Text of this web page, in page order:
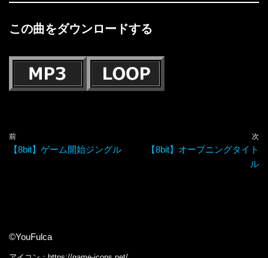
この曲をダウンロードする
前
【8bit】ゲーム開始ジングル
次
【8bit】オープニングタイト
ル
©YouFulca